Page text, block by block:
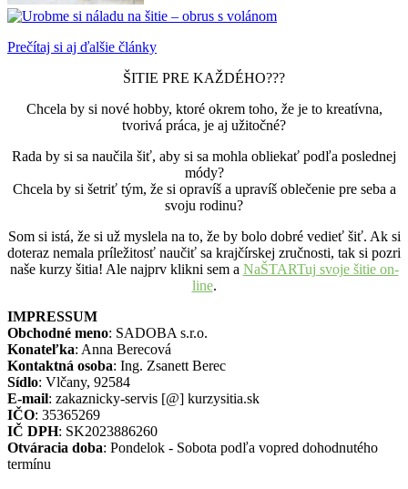
Prečítaj si aj ďalšie články
ŠITIE PRE KAŽDÉHO???
Chcela by si nové hobby, ktoré okrem toho, že je to kreatívna,
tvorivá práca, je aj užitočné?
Rada by si sa naučila šiť, aby si sa mohla obliekať podľa poslednej
módy?
Chcela by si šetriť tým, že si opravíš a upravíš oblečenie pre seba a
svoju rodinu?
Som si istá, že si už myslela na to, že by bolo dobré vedieť šiť. Ak si
doteraz nemala príležitosť naučiť sa krajčírskej zručnosti, tak si pozri
naše kurzy šitia! Ale najprv klikni sem a NaŠTARTuj svoje šitie on-
line.
IMPRESSUM
Obchodné meno: SADOBA s.r.o.
Konateľka: Anna Berecová
Kontaktná osoba: Ing. Zsanett Berec
Sídlo: Vlčany, 92584
E-mail: zakaznicky-servis [@] kurzysitia.sk
IČO: 35365269
IČ DPH: SK2023886260
Otváracia doba: Pondelok - Sobota podľa vopred dohodnutého
termínu